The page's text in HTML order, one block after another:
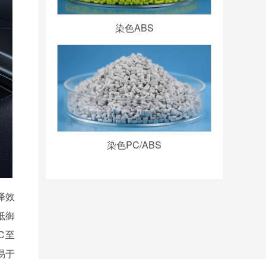
效
御
至
于
染色ABS
染色PC/ABS